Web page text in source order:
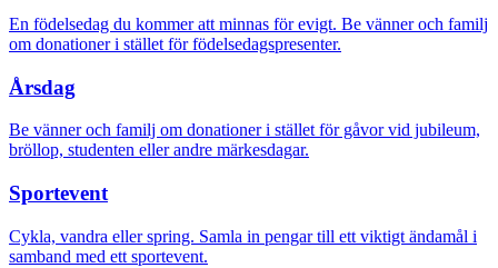
En födelsedag du kommer att minnas för evigt. Be vänner och familj
om donationer i stället för födelsedagspresenter.
Årsdag
Be vänner och familj om donationer i stället för gåvor vid jubileum,
bröllop, studenten eller andre märkesdagar.
Sportevent
Cykla, vandra eller spring. Samla in pengar till ett viktigt ändamål i
samband med ett sportevent.